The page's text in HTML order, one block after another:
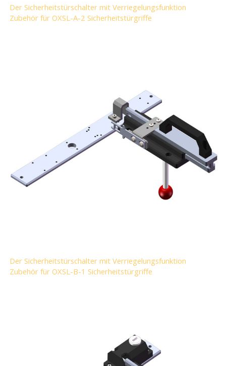
Der Sicherheitstürschalter mit Verriegelungsfunktion
Zubehör für OXSL-A-2 Sicherheitstürgriffe
Der Sicherheitstürschalter mit Verriegelungsfunktion
Zubehör für OXSL-B-1 Sicherheitstürgriffe